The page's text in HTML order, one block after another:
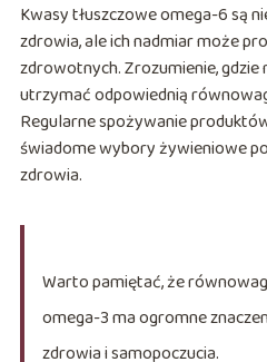
Kwasy tłuszczowe omega-6 są
zdrowia, ale ich nadmiar może
zdrowotnych. Zrozumienie, gdzie
utrzymać odpowiednią
Regularne spożywanie
świadome wybory żywieniowe
zdrowia.
Warto pamiętać, że
omega-3 ma ogromne
zdrowia i samopoczucia.